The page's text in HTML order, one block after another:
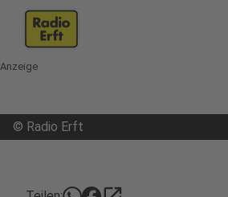
Anzeige
© Radio Erft